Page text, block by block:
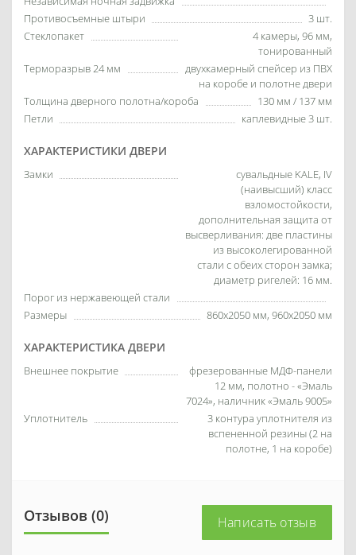
Противосъемные штыри
3 шт.
Стеклопакет
4 камеры, 96 мм,
тонированный
Терморазрыв 24 мм
двухкамерный спейсер из ПВХ
на коробе и полотне двери
Толщина дверного полотна/короба
130 мм / 137 мм
Петли
каплевидные 3 шт.
ХАРАКТЕРИСТИКИ ДВЕРИ
Замки
сувальдные KALE, IV
(наивысший) класс
взломостойкости,
дополнительная защита от
высверливания: две пластины
из высоколегированной
стали с обеих сторон замка;
диаметр ригелей: 16 мм.
Порог из нержавеющей стали
Размеры
860х2050 мм, 960х2050 мм
ХАРАКТЕРИСТИКА ДВЕРИ
Внешнее покрытие
фрезерованные МДФ-панели
12 мм, полотно - «Эмаль
7024», наличник «Эмаль 9005»
Уплотнитель
3 контура уплотнителя из
вспененной резины (2 на
полотне, 1 на коробе)
Отзывов (0) Написать отзыв